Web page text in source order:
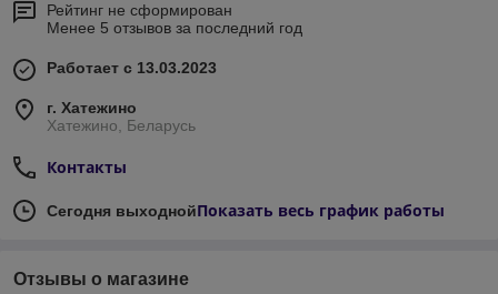
Рейтинг не сформирован
Менее 5 отзывов за последний год
Работает с 13.03.2023
г. Хатежино
Хатежино, Беларусь
Контакты
Сегодня выходнойПоказать весь график работы
Отзывы о магазине